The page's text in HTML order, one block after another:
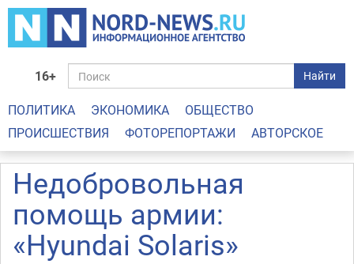
16+ Найти
ПОЛИТИКА ЭКОНОМИКА
ОБЩЕСТВО
ПРОИСШЕСТВИЯ
ФОТОРЕПОРТАЖИ АВТОРСКОЕ
Недобровольная
помощь армии:
«Hyundai Solaris»